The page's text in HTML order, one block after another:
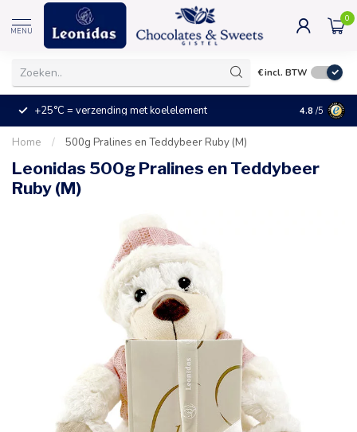
MENU
0
€incl. BTW
+25°C = verzending met koelelement Kleine
4.8 /5
Home / 500g Pralines en Teddybeer Ruby (M)
Leonidas 500g Pralines en Teddybeer
Ruby (M)